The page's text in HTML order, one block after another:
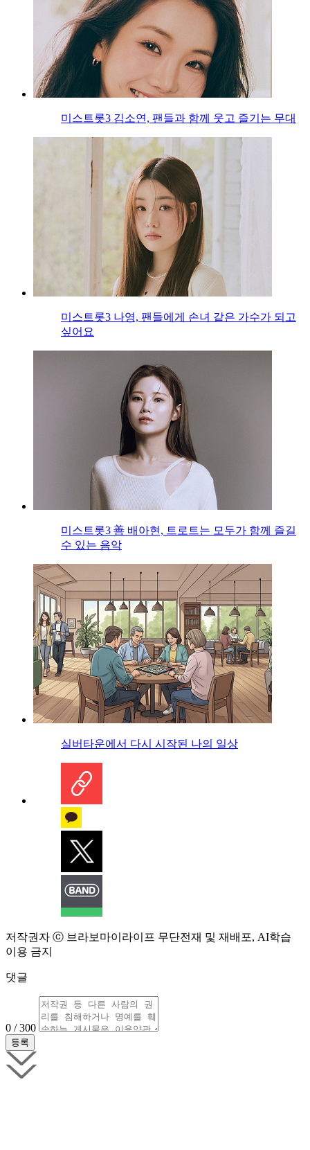
미스트롯3 김소연, 팬들과 함께 웃고 즐기는 무대
미스트롯3 나영, 팬들에게 손녀 같은 가수가 되고
싶어요
미스트롯3 善 배아현, 트로트는 모두가 함께 즐길
수 있는 음악
실버타운에서 다시 시작된 나의 일상
저작권자 ⓒ 브라보마이라이프 무단전재 및 재배포, AI학습
이용 금지
댓글
0 / 300